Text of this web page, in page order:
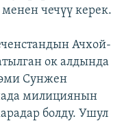
чечүү керек.
Ачхой-
ок алдында
Сунжен
милициянын
болду. Ушул